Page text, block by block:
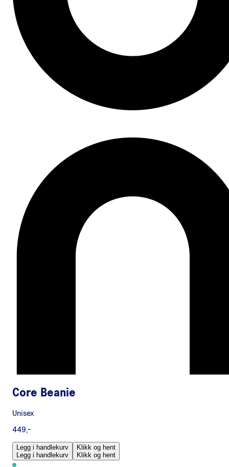
Core Beanie
Unisex
449,-
Legg i handlekurv
Legg i handlekurv
Klikk og hent
Klikk og hent